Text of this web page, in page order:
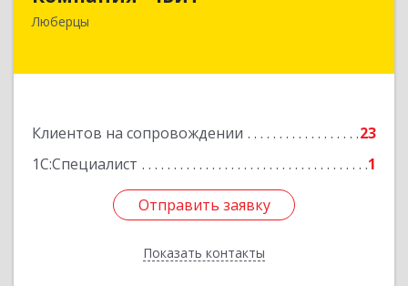
Люберцы
Клиентов на сопровождении
23
1С:Специалист
1
Отправить заявку
Показать контакты
Люберцы г, Октябрьский пр-кт, дом № 380"П",
Отправить заявку
Назад